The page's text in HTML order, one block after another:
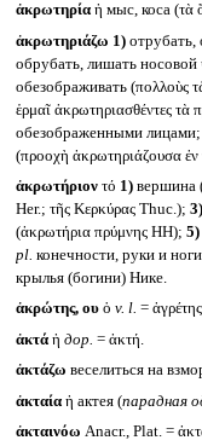
ἀκρωτηρία ἡ мыс, коса (τὰ
ἀκρωτηριάζω 1)отрубать,
обрубать, лишать носовой
обезображивать (πολλοὺς
ἑρμαῖ ἀκρωτηριασθέντες
обезображенными лицами;
(προοχὴ ἀκρωτηριάζουσα
ἀκρωτήριον τό 1)вершина
Her.; τῆς Κερκύρας Thuc.); 3)
(ἀκρωτήρια πρύμνης HH); 5)
pl. конечности, руки и
крылья (богини) Нике.
ἀκρώτης, ουὁ v. l. =
ἀκτά ἡ дор. = ἀκτή.
ἀκτάζω веселиться на
ἀκταία ἡ актея (парадная
ἀκταινόω Anacr., Plat. =